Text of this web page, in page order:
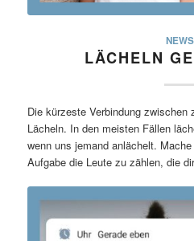
NEWS
LÄCHELN
Die kürzeste Verbindung zwischen
Lächeln. In den meisten Fällen
wenn uns jemand anlächelt.
Aufgabe die Leute zu zählen, die